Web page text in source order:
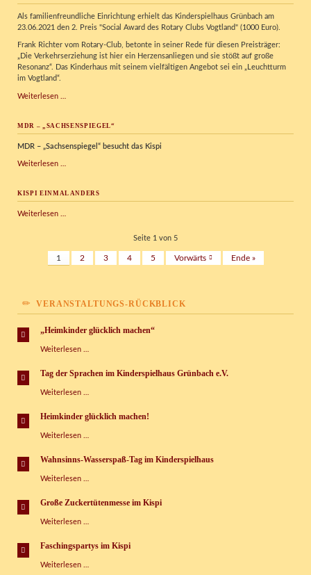
Als familienfreundliche Einrichtung erhielt das Kinderspielhaus Grünbach am
23.06.2021 den 2. Preis "Social Award des Rotary Clubs Vogtland" (1000 Euro).
Frank Richter vom Rotary-Club, betonte in seiner Rede für diesen Preisträger:
„Die Verkehrserziehung ist hier ein Herzensanliegen und sie stößt auf große
Resonanz“. Das Kinderhaus mit seinem vielfältigen Angebot sei ein „Leuchtturm
im Vogtland“.
Weiterlesen …
Award
Rotary
MDR – „SACHSENSPIEGEL“
MDR – „Sachsenspiegel“ besucht das Kispi
Weiterlesen …
KISPI EINMAL ANDERS
Weiterlesen …
Seite 1 von 5
1 2 3 4 5 Vorwärts Ende »
VERANSTALTUNGS-RÜCKBLICK
„Heimkinder glücklich machen“
Weiterlesen …
machen“
Tag der Sprachen im Kinderspielhaus Grünbach e.V.
Weiterlesen …
Sprachen
Kinderspielhaus
e.V.
Heimkinder glücklich machen!
Weiterlesen …
machen!
Wahnsinns-Wasserspaß-Tag im Kinderspielhaus
Weiterlesen …
Tag
Kinderspielhaus
Große Zuckertütenmesse im Kispi
Weiterlesen …
im
Faschingspartys im Kispi
Weiterlesen …